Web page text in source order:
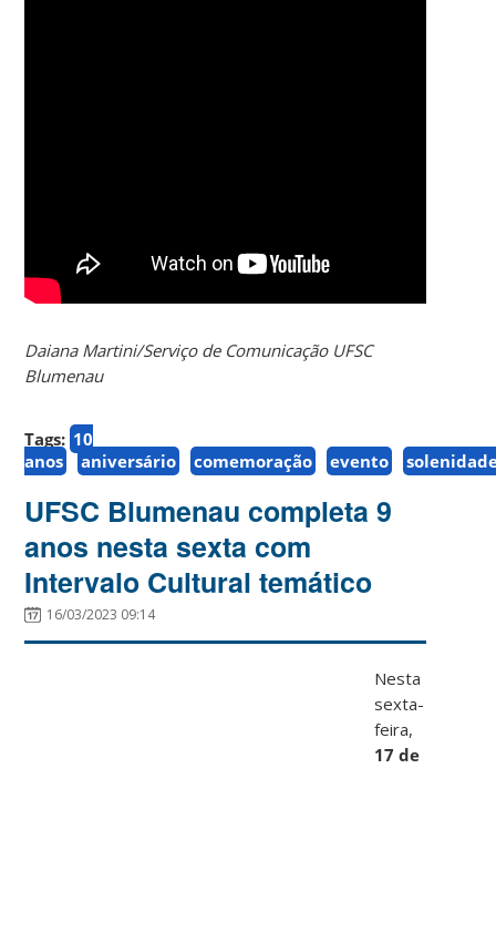
Daiana Martini/Serviço de Comunicação UFSC
Blumenau
Tags: 10
anos
aniversário comemoração evento
UFSC Blumenau completa 9
anos nesta sexta com
Intervalo Cultural temático
16/03/2023 09:14
Nesta
sexta-
feira,
17 de